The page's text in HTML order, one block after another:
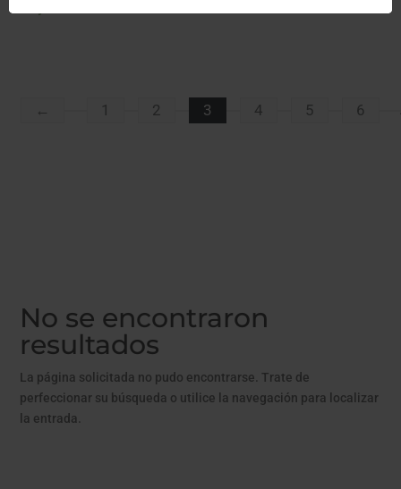
← 1 2 3 4 5 6
No se encontraron
resultados
La página solicitada no pudo encontrarse. Trate de
perfeccionar su búsqueda o utilice la navegación para localizar
la entrada.